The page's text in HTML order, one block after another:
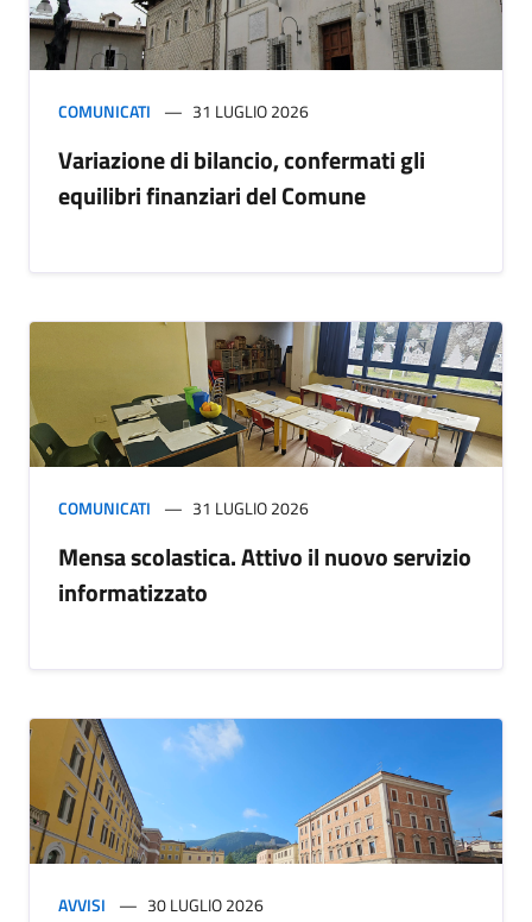
COMUNICATI 31 LUGLIO 2026
Variazione di bilancio, confermati gli
equilibri finanziari del Comune
COMUNICATI 31 LUGLIO 2026
Mensa scolastica. Attivo il nuovo servizio
informatizzato
AVVISI 30 LUGLIO 2026